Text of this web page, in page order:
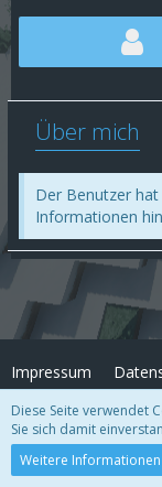
Über mich
Der Benutzer
Informationen
Impressum
Diese Seite verwendet
Sie sich damit
Weitere Informationen